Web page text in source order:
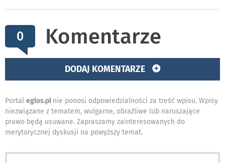
0 Komentarze
DODAJ KOMENTARZE
Portal eglos.pl nie ponosi odpowiedzialności za treść wpisu. Wpisy
niezwiązane z tematem, wulgarne, obraźliwe lub naruszające
prawo będą usuwane. Zapraszamy zainteresowanych do
merytorycznej dyskusji na powyższy temat.